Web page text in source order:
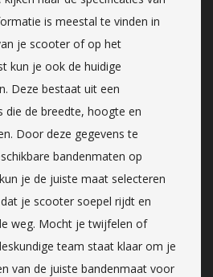
is meestal te vinden in
je scooter of op het
kun je ook de huidige
Deze bestaat uit een
die de breedte, hoogte en
Door deze gegevens te
bandenmaten op
je de juiste maat selecteren
je scooter soepel rijdt en
weg. Mocht je twijfelen of
team staat klaar om je
van de juiste bandenmaat voor